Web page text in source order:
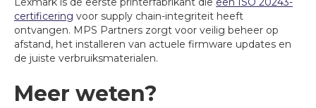
certificering voor supply chain-integriteit heeft
ontvangen. MPS Partners zorgt voor veilig beheer op
afstand, het installeren van actuele firmware updates en
de juiste verbruiksmaterialen.
Meer weten?